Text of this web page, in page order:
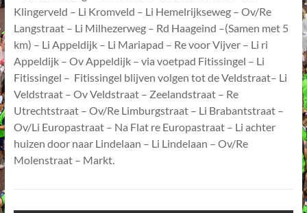
Klingerveld – Li Kromveld – Li Hemelrijkseweg – Ov/Re
Langstraat – Li Milhezerweg – Rd Haageind –(Samen met 5
km) – Li Appeldijk – Li Mariapad – Re voor Vijver – Li ri
Appeldijk – Ov Appeldijk – via voetpad Fitissingel – Li
Fitissingel – Fitissingel blijven volgen tot de Veldstraat– Li
Veldstraat – Ov Veldstraat – Zeelandstraat – Re
Utrechtstraat – Ov/Re Limburgstraat – Li Brabantstraat –
Ov/Li Europastraat – Na Flat re Europastraat – Li achter
huizen door naar Lindelaan – Li Lindelaan – Ov/Re
Molenstraat – Markt.